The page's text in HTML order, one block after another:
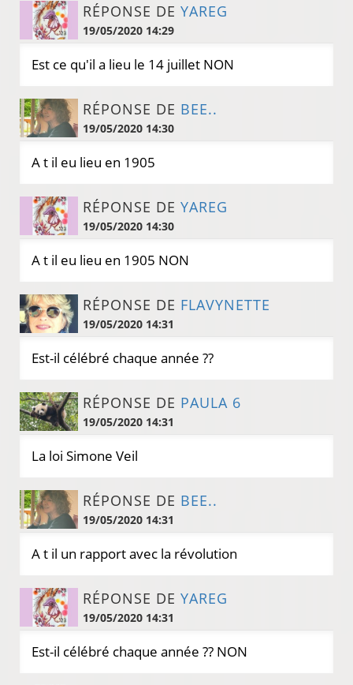
RÉPONSE DE YAREG
19/05/2020 14:29
Est ce qu'il a lieu le 14 juillet NON
RÉPONSE DE BEE..
19/05/2020 14:30
A t il eu lieu en 1905
RÉPONSE DE YAREG
19/05/2020 14:30
A t il eu lieu en 1905 NON
RÉPONSE DE FLAVYNETTE
19/05/2020 14:31
Est-il célébré chaque année ??
RÉPONSE DE PAULA 6
19/05/2020 14:31
La loi Simone Veil
RÉPONSE DE BEE..
19/05/2020 14:31
A t il un rapport avec la révolution
RÉPONSE DE YAREG
19/05/2020 14:31
Est-il célébré chaque année ?? NON